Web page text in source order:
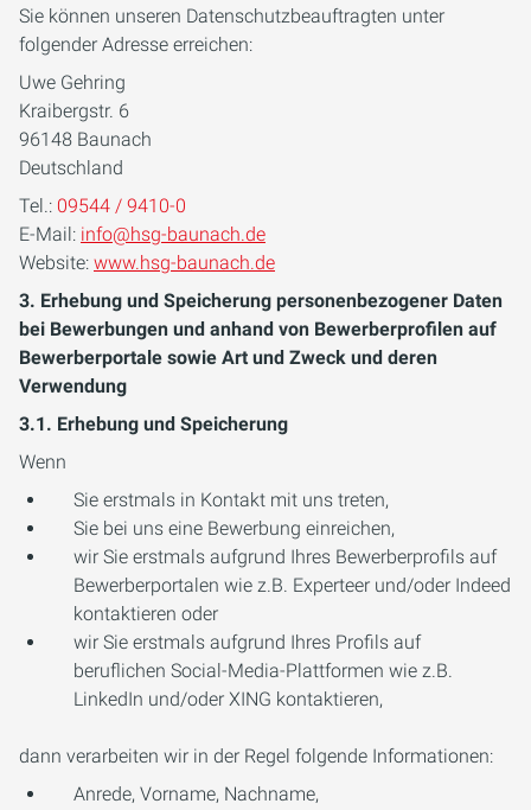
Sie können unseren Datenschutzbeauftragten unter
folgender Adresse erreichen:
Uwe Gehring
Kraibergstr. 6
96148 Baunach
Deutschland
Tel.: 09544 / 9410-0
E-Mail: info@hsg-baunach.de
Website: www.hsg-baunach.de
3. Erhebung und Speicherung personenbezogener Daten
bei Bewerbungen und anhand von Bewerberprofilen auf
Bewerberportale sowie Art und Zweck und deren
Verwendung
3.1. Erhebung und Speicherung
Wenn
Sie erstmals in Kontakt mit uns treten,
Sie bei uns eine Bewerbung einreichen,
wir Sie erstmals aufgrund Ihres Bewerberprofils auf
Bewerberportalen wie z.B. Experteer und/oder Indeed
kontaktieren oder
wir Sie erstmals aufgrund Ihres Profils auf
beruflichen Social-Media-Plattformen wie z.B.
LinkedIn und/oder XING kontaktieren,
dann verarbeiten wir in der Regel folgende Informationen:
Anrede, Vorname, Nachname,